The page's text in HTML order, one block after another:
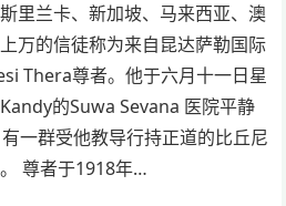
里兰卡、新加坡、马来西亚、澳
万的信徒称为来自昆达萨勒国际
Thera尊者。他于六月十一日星
的Suwa Sevana 医院平静
一群受他教导行持正道的比丘尼
尊者于1918年…